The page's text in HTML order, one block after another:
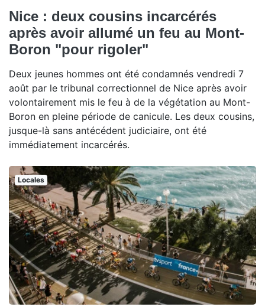
Nice : deux cousins incarcérés
après avoir allumé un feu au Mont-
Boron "pour rigoler"
Deux jeunes hommes ont été condamnés vendredi 7
août par le tribunal correctionnel de Nice après avoir
volontairement mis le feu à de la végétation au Mont-
Boron en pleine période de canicule. Les deux cousins,
jusque-là sans antécédent judiciaire, ont été
immédiatement incarcérés.
Locales